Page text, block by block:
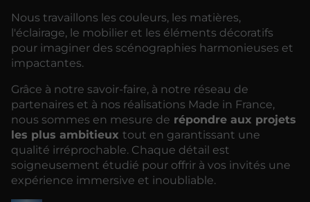
Nous travaillons les couleurs, les matières,
l'éclairage, le mobilier et les éléments décoratifs
pour imaginer des scénographies harmonieuses et
impactantes.
Grâce à notre savoir-faire, à notre réseau de
partenaires et à nos réalisations Made in France,
nous sommes en mesure de répondre aux projets
les plus ambitieuxtout en garantissant une
qualité irréprochable. Chaque détail est
soigneusement étudié pour offrir à vos invités une
expérience immersive et inoubliable.